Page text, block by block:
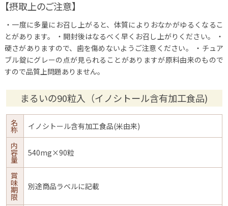
【摂取上のご注意】
・一度に多量にお召し上がると、体質によりおなかがゆるくなるこ
とがあります。
・開封後はなるべく早くお召し上がりください。
・
硬さがありますので、歯を傷めないようご注意ください。
・チュア
ブル錠にグレーの点が見られることがありますが原料由来のもので
すので品質上問題ありません。
まるいの90粒入（イノシトール含有加工食品)
名
称
イノシトール含有加工食品(米由来)
内
容
量
540mg×90粒
賞
味
期
限
別途商品ラベルに記載